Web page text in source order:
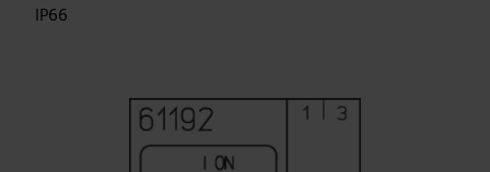
IP66